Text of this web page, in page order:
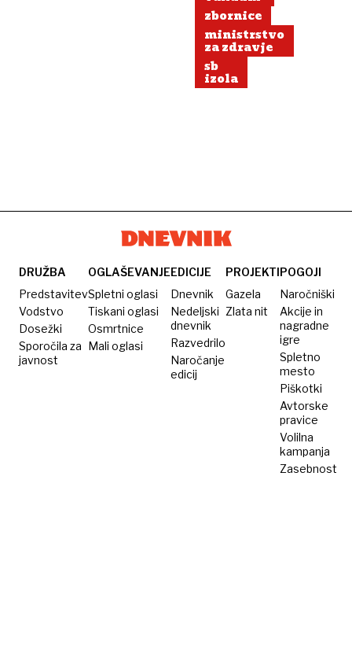
zbornice
ministrstvo
za zdravje
sb
izola
DRUŽBA
Predstavitev
Vodstvo
Dosežki
Sporočila za
javnost
OGLAŠEVANJE
Spletni oglasi
Tiskani oglasi
Osmrtnice
Mali oglasi
EDICIJE
Dnevnik
Nedeljski
dnevnik
Razvedrilo
Naročanje
edicij
PROJEKTI
Gazela
Zlata nit
POGOJI
Naročniški
Akcije in
nagradne
igre
Spletno
mesto
Piškotki
Avtorske
pravice
Volilna
kampanja
Zasebnost